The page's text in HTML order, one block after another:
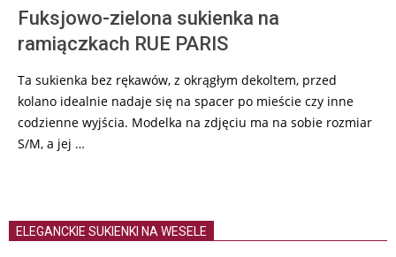
Fuksjowo-zielona sukienka na
ramiączkach RUE PARIS
Ta sukienka bez rękawów, z okrągłym dekoltem, przed
kolano idealnie nadaje się na spacer po mieście czy inne
codzienne wyjścia. Modelka na zdjęciu ma na sobie rozmiar
S/M, a jej …
ELEGANCKIE SUKIENKI NA WESELE